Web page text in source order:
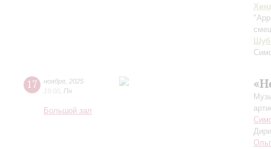
17 ноября 2025
19:00 Пн
Большой зал